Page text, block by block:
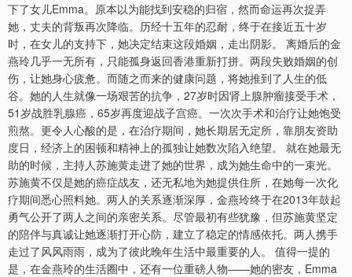
下了女儿Emma。原本以为能找到安稳的归宿，然而命运再次捉弄
她，丈夫的背叛再次降临。历经十五年的忍耐，终于在接近五十岁
时，在女儿的支持下，她决定结束这段婚姻，走出阴影。 离婚后的金
燕玲几乎一无所有，只能孤身返回香港重新打拼。两段失败婚姻的创
伤，让她身心疲惫。而随之而来的健康问题，将她推到了人生的低
谷。她的人生就像一场艰苦的抗争，27岁时因肾上腺肿瘤接受手术，
51岁战胜乳腺癌，65岁再度迎战子宫癌。一次次手术和治疗让她饱受
煎熬。更令人心酸的是，在治疗期间，她长期居无定所，靠朋友资助
度日，经济上的困顿和精神上的孤独让她数次陷入绝望。 就在她最无
助的时候，主持人苏施黄走进了她的世界，成为她生命中的一束光。
苏施黄不仅是她的癌症战友，还无私地为她提供住所，在她每一次化
疗期间悉心照料她。两人的关系逐渐深厚，金燕玲终于在2013年鼓起
勇气公开了两人之间的亲密关系。尽管最初有些犹豫，但苏施黄坚定
的陪伴与真诚让她逐渐打开心防，建立了稳定的情感依托。两人携手
走过了风风雨雨，成为了彼此晚年生活中最重要的人。 值得一提的
是，在金燕玲的生活圈中，还有一位重磅人物——她的密友，Emma